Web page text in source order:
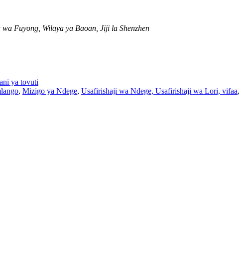
Fuyong, Wilaya ya Baoan, Jiji la Shenzhen
ya tovuti
, Mizigo ya Ndege, Usafirishaji wa Ndege, Usafirishaji wa Lori, vifaa,